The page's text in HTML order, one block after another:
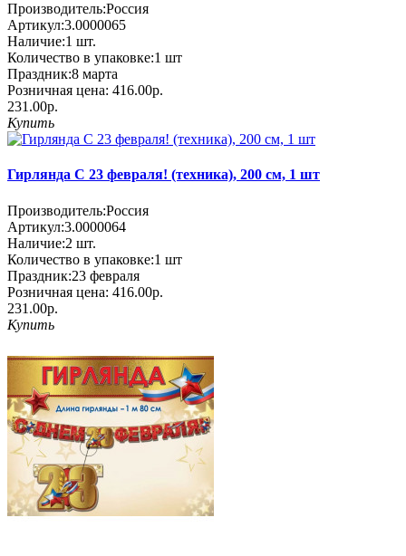
Производитель:Россия
Артикул:3.0000065
Наличие:1 шт.
Количество в упаковке:1 шт
Праздник:8 марта
Розничная цена: 416.00р.
231.00р.
Купить
Гирлянда С 23 февраля! (техника), 200 см, 1 шт
Производитель:Россия
Артикул:3.0000064
Наличие:2 шт.
Количество в упаковке:1 шт
Праздник:23 февраля
Розничная цена: 416.00р.
231.00р.
Купить